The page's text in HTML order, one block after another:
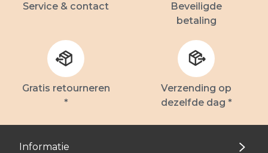
Service & contact
Beveiligde
betaling
Gratis retourneren
*
Verzending op
dezelfde dag *
Informatie